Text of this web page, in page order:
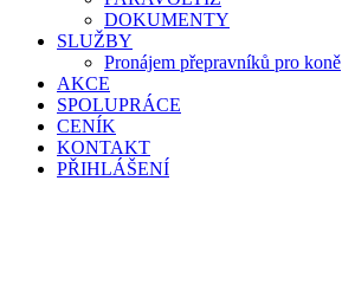
DOKUMENTY
SLUŽBY
Pronájem přepravníků pro koně
AKCE
SPOLUPRÁCE
CENÍK
KONTAKT
PŘIHLÁŠENÍ